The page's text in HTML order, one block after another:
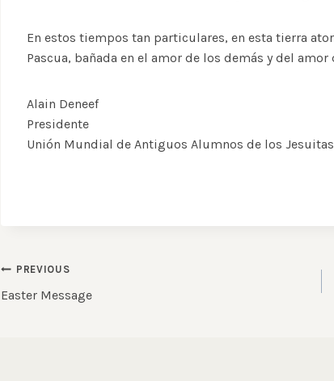
En estos tiempos tan particulares, en esta tierra
Pascua, bañada en el amor de los demás y del amor
Alain Deneef
Presidente
Unión Mundial de Antiguos Alumnos de los Jesuitas
Post
navigation
PREVIOUS
Easter Message